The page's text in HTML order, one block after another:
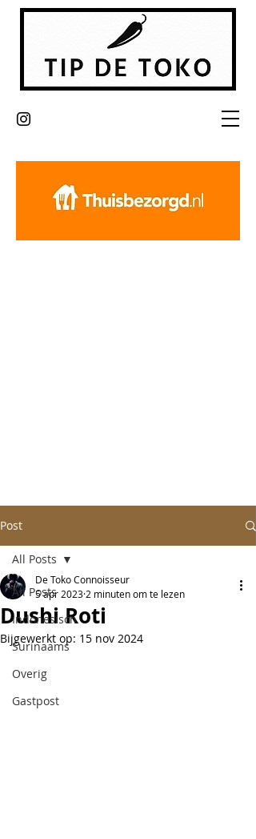
Post
All Posts
Indonesisch
Surinaams
Overig
Gastpost
All Posts
Dushi Roti
De Toko Connoisseur
5 apr 2023 2 minuten om te lezen
Bijgewerkt op: 15 nov 2024